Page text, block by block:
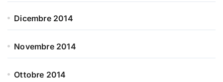
Dicembre 2014
Novembre 2014
Ottobre 2014